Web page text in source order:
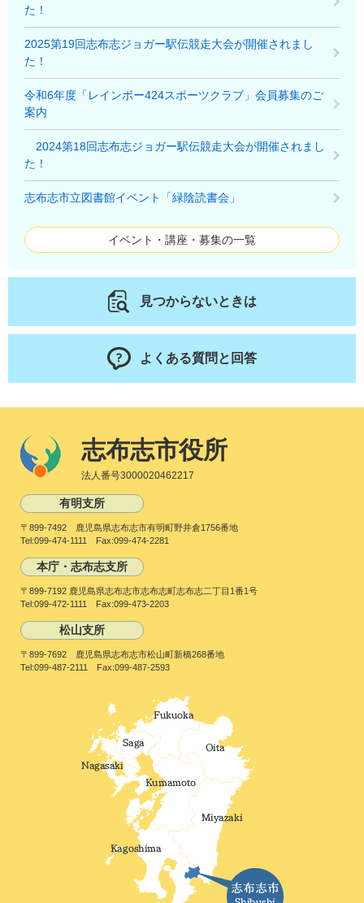
た！
2025第19回志布志ジョガー駅伝競走大会が開催されまし
た！
令和6年度「レインボー424スポーツクラブ」会員募集のご
案内
2024第18回志布志ジョガー駅伝競走大会が開催されまし
た！
志布志市立図書館イベント「緑陰読書会」
イベント・講座・募集の一覧
見つからないときは
よくある質問と回答
志布志市役所
法人番号3000020462217
有明支所
〒899-7492 鹿児島県志布志市有明町野井倉1756番地
Tel:099-474-1111 Fax:099-474-2281
本庁・志布志支所
〒899-7192 鹿児島県志布志市志布志町志布志二丁目1番1号
Tel:099-472-1111 Fax:099-473-2203
松山支所
〒899-7692 鹿児島県志布志市松山町新橋268番地
Tel:099-487-2111 Fax:099-487-2593